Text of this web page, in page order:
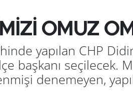
OMUZ
yapılan CHP
başkanı seçilecek.
denemeyen,